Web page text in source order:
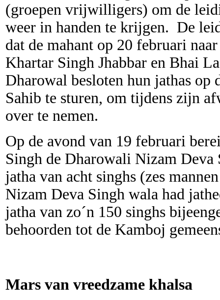
(groepen vrijwilligers) om de
weer in handen te krijgen. De
dat de mahant op 20 februari
Khartar Singh Jhabbar en Bhai
Dharowal besloten hun jathas op
Sahib te sturen, om tijdens zijn
over te nemen.
Op de avond van 19 februari
Singh de Dharowali Nizam
jatha van acht singhs (zes
Nizam Deva Singh wala had
jatha van zo´n 150 singhs
behoorden tot de Kamboj
Mars van vreedzame khalsa